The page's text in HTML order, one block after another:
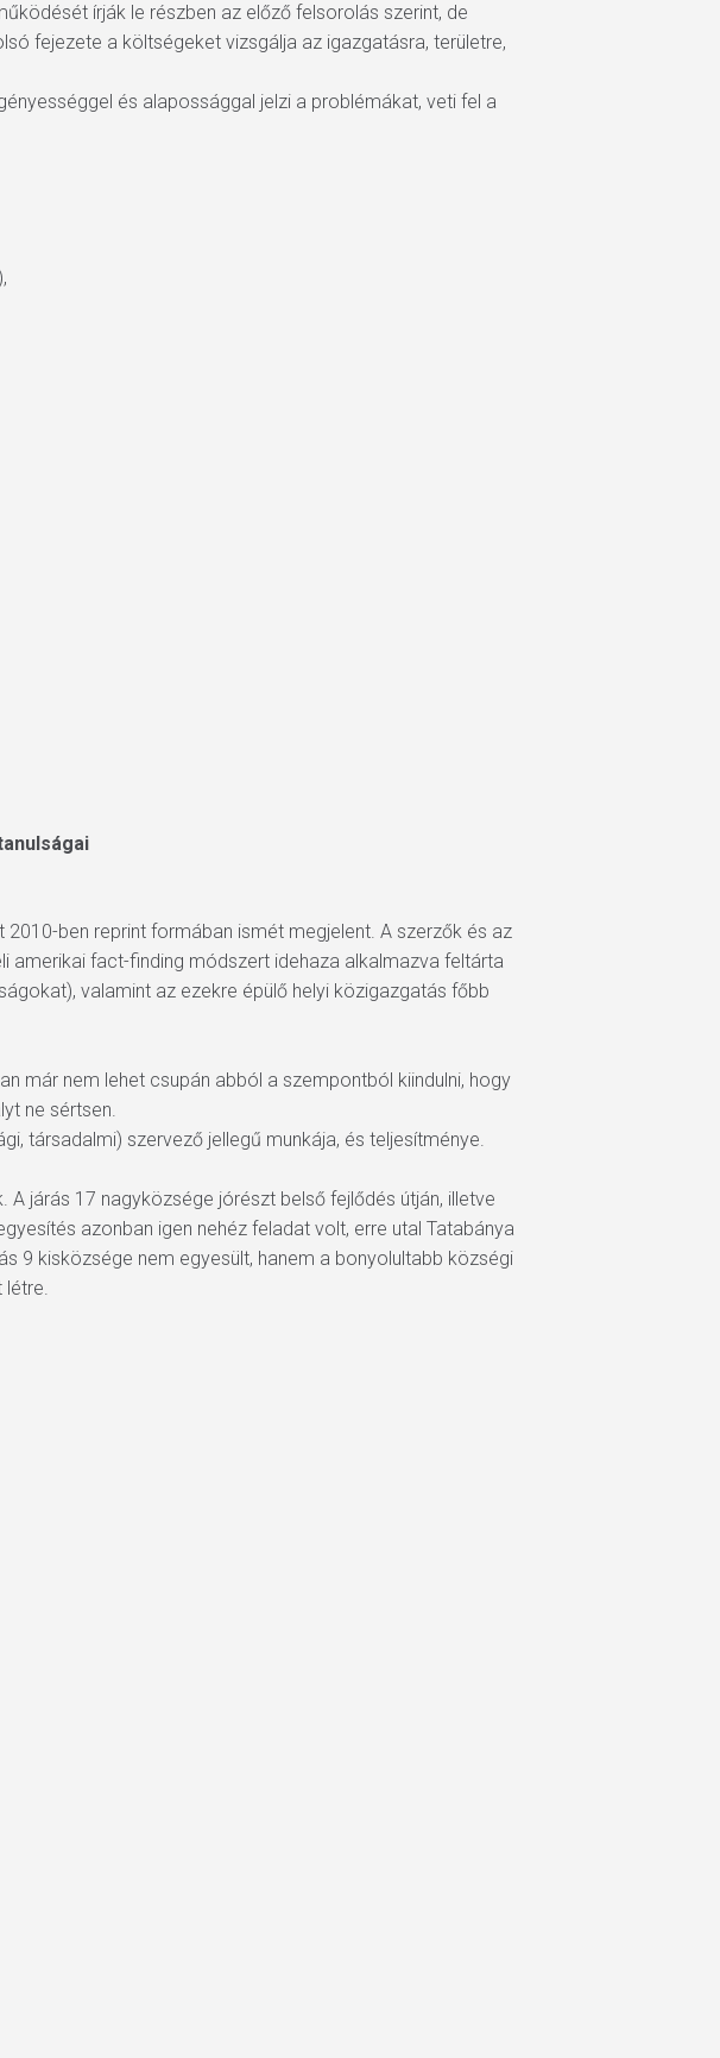
írják le részben az előző felsorolás szerint, de
fejezete a költségeket vizsgálja az igazgatásra, területre,
és alapossággal jelzi a problémákat, veti fel a
ben reprint formában ismét megjelent. A szerzők és az
fact-finding módszert idehaza alkalmazva feltárta
valamint az ezekre épülő helyi közigazgatás főbb
már nem lehet csupán abból a szempontból kiindulni, hogy
ne sértsen.
társadalmi) szervező jellegű munkája, és teljesítménye.
járás 17 nagyközsége jórészt belső fejlődés útján, illetve
azonban igen nehéz feladat volt, erre utal Tatabánya
9 kisközsége nem egyesült, hanem a bonyolultabb községi
létre.